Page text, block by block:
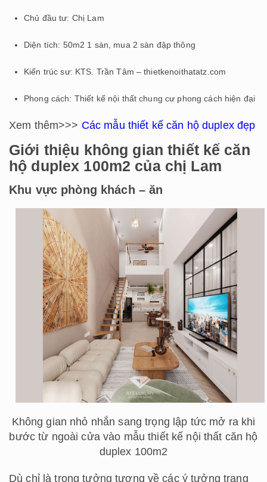
Chủ đầu tư: Chị Lam
Diện tích: 50m2 1 sàn, mua 2 sàn đập thông
Kiến trúc sư: KTS. Trần Tâm – thietkenoithatatz.com
Phong cách: Thiết kế nội thất chung cư phong cách hiện đại
Xem thêm>>> Các mẫu thiết kế căn hộ duplex đẹp
Giới thiệu không gian thiết kế căn
hộ duplex 100m2 của chị Lam
Khu vực phòng khách – ăn
Không gian nhỏ nhắn sang trọng lập tức mở ra khi
bước từ ngoài cửa vào mẫu thiết kế nội thất căn hộ
duplex 100m2
Dù chỉ là trong tưởng tượng về các ý tưởng trang